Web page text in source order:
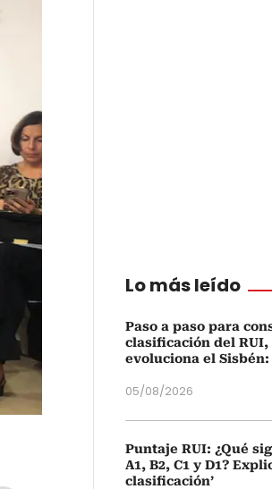
Lo más leído
Paso a paso para
clasificación del RUI,
evoluciona el
05/08/2026
Puntaje RUI: ¿Qué
A1, B2, C1 y D1?
clasificación’